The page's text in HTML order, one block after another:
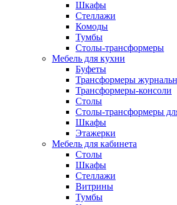
Шкафы
Стеллажи
Комоды
Тумбы
Столы-трансформеры
Мебель для кухни
Буфеты
Трансформеры
Трансформеры-консоли
Столы
Столы-трансформеры
Шкафы
Этажерки
Мебель для кабинета
Столы
Шкафы
Стеллажи
Витрины
Тумбы